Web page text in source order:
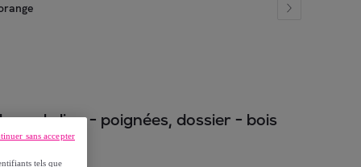
lion - poignées, dossier - bois
tels que
sans accepter